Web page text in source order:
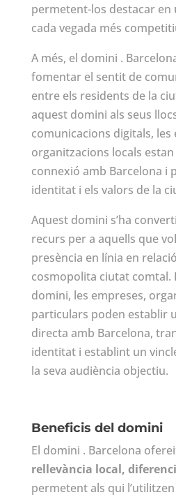
permetent-los destacar
cada vegada més
A més, el domini .
fomentar el sentit de
entre els residents de la
aquest domini als seus
comunicacions digitals, les
organitzacions locals
connexió amb Barcelona i
identitat i els valors de la
Aquest domini s’ha
recurs per a aquells que
presència en línia en
cosmopolita ciutat comtal.
domini, les empreses,
particulars poden establir
directa amb Barcelona,
identitat i establint un
la seva audiència objectiu.
Beneficis del domini
El domini . Barcelona
rellevància local,
permetent als qui